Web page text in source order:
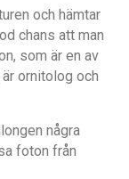
och hämtar
chans att man
som är en av
ornitolog och
några
foton från